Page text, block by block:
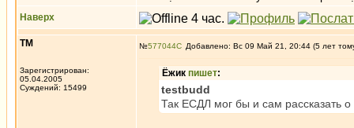
Наверх
ТМ
Зарегистрирован:
05.04.2005
Суждений: 15499
№577044 Добавлено: Вс 09 Май 21, 20:44 (5 лет
Ёжик пишет:
testbudd
Так ЕСДЛ мог бы и сам рассказать